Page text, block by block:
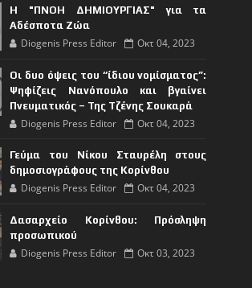
Η "ΠΝΟΗ ΔΗΜΙΟΥΡΓΙΑΣ" για τα
Αδέσποτα Ζώα
Diogenis Press Editor Οκτ 04, 2023
Οι δυο όψεις του “ίδιου νομίσματος”:
Ψηφίζεις Νανόπουλο και βγαίνει
Πνευματικός – Της Τζένης Σουκαρά
Diogenis Press Editor Οκτ 04, 2023
Γεύμα του Νίκου Σταυρέλη στους
δημοσιογράφους της Κορίνθου
Diogenis Press Editor Οκτ 04, 2023
Δασαρχείο Κορίνθου: Πρόσληψη
προσωπικού
Diogenis Press Editor Οκτ 03, 2023